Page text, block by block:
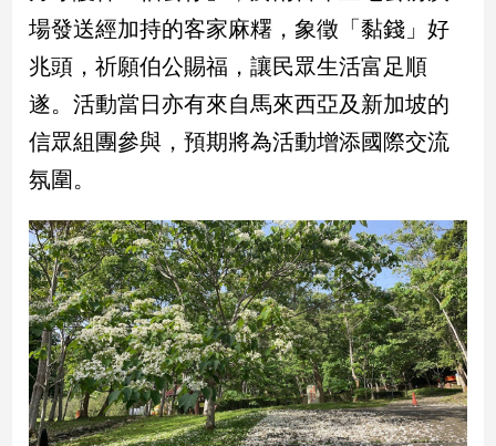
娛
樂
星
聞
流
行/
時
尚
追
星
生
活
建
場發送經加持的客家麻糬，象徵「黏錢」好
兆頭，祈願伯公賜福，讓民眾生活富足順
遂。活動當日亦有來自馬來西亞及新加坡的
信眾組團參與，預期將為活動增添國際交流
氛圍。